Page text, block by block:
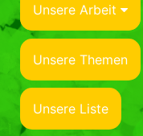
Unsere Arbeit
Unsere Themen
Unsere Liste